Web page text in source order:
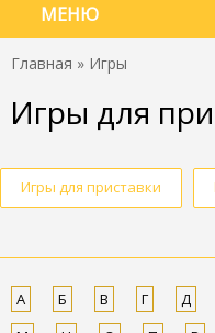
МЕНЮ
Главная » Игры
Игры для
Игры для приставки
Игры приставка
А Б В Г Д